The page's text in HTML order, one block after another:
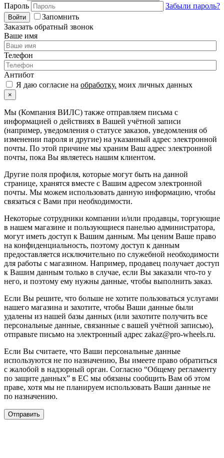
Пароль
Забыли пароль?
Войти
Запомнить
Заказать обратный звонок
Ваше имя
Телефон
Антибот
Я даю согласие на обработку. моих личных данных
×
Мы (Компания ВИЛС) также отправляем письма с
информацией о действиях в Вашей учётной записи
(например, уведомления о статусе заказов, уведомления об
изменении пароля и другие) на указанный адрес электронной
почты. По этой причине мы храним Ваш адрес электронной
почты, пока Вы являетесь нашим клиентом.
Другие поля профиля, которые могут быть на данной
странице, хранятся вместе с Вашим адресом электронной
почты. Мы можем использовать данную информацию, чтобы
связаться с Вами при необходимости.
Некоторые сотрудники компании и/или продавцы, торгующие
в нашем магазине и пользующиеся панелью администратора,
могут иметь доступ к Вашим данным. Мы ценим Ваше право
на конфиденциальность, поэтому доступ к данным
предоставляется исключительно по служебной необходимости
для работы с магазином. Например, продавец получает доступ
к Вашим данным только в случае, если Вы заказали что-то у
него, и поэтому ему нужны данные, чтобы выполнить заказ.
Если Вы решите, что больше не хотите пользоваться услугами
нашего магазина и захотите, чтобы Ваши данные были
удалены из нашей базы данных (или захотите получить все
персональные данные, связанные с вашей учётной записью),
отправьте письмо на электронный адрес zakaz@pro-wheels.ru.
Если Вы считаете, что Ваши персональные данные
используются не по назначению, Вы имеете право обратиться
с жалобой в надзорный орган. Согласно “Общему регламенту
по защите данных” в ЕС мы обязаны сообщить Вам об этом
праве, хотя мы не планируем использовать Ваши данные не
по назначению.
Отправить